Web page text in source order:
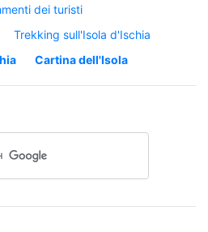
Transfer)
dei turisti
Trekking sull'Isola d'Ischia
Cartina dell'Isola